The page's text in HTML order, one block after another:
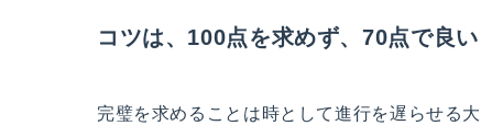
コツは、100点を求めず、70点で良
完璧を求めることは時として進行を遅らせる